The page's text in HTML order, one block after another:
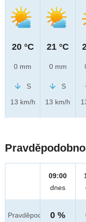
20 °C
0 mm
S
13 km/h
21 °C
0 mm
S
13 km/h
Pravděpod.
09:00
dnes
0 %